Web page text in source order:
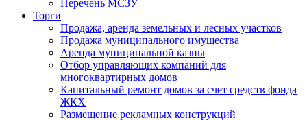
Перечень МСЗУ
Торги
Продажа, аренда земельных и лесных участков
Продажа муниципального имущества
Аренда муниципальной казны
Отбор управляющих компаний для
многоквартирных домов
Капитальный ремонт домов за счет средств фонда
ЖКХ
Размещение рекламных конструкций